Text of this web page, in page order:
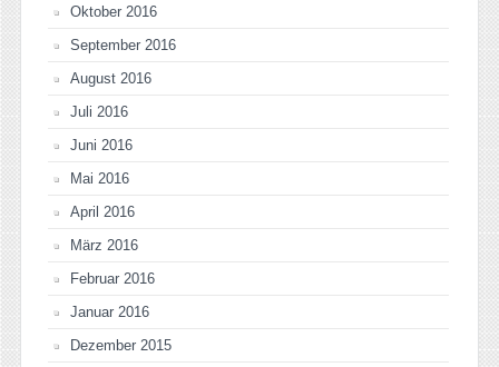
Oktober 2016
September 2016
August 2016
Juli 2016
Juni 2016
Mai 2016
April 2016
März 2016
Februar 2016
Januar 2016
Dezember 2015